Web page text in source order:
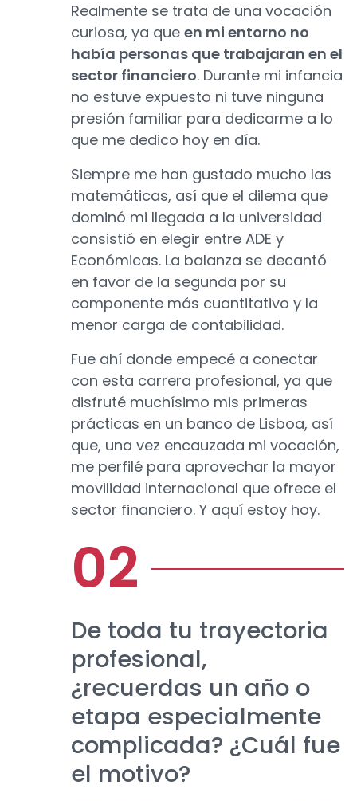
Realmente se trata de una vocación
curiosa, ya que en mi entorno no
había personas que trabajaran en el
sector financiero. Durante mi infancia
no estuve expuesto ni tuve ninguna
presión familiar para dedicarme a lo
que me dedico hoy en día.
Siempre me han gustado mucho las
matemáticas, así que el dilema que
dominó mi llegada a la universidad
consistió en elegir entre ADE y
Económicas. La balanza se decantó
en favor de la segunda por su
componente más cuantitativo y la
menor carga de contabilidad.
Fue ahí donde empecé a conectar
con esta carrera profesional, ya que
disfruté muchísimo mis primeras
prácticas en un banco de Lisboa, así
que, una vez encauzada mi vocación,
me perfilé para aprovechar la mayor
movilidad internacional que ofrece el
sector financiero. Y aquí estoy hoy.
De toda tu trayectoria
profesional,
¿recuerdas un año o
etapa especialmente
complicada? ¿Cuál fue
el motivo?